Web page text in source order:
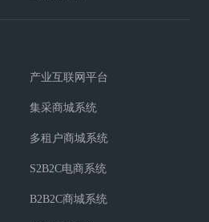
产业互联网平台
集采商城系统
多租户商城系统
S2B2C电商系统
B2B2C商城系统